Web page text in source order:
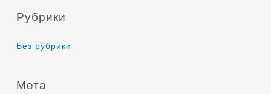
Рубрики
Без рубрики
Мета